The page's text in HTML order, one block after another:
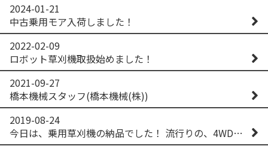
2024-01-21
中古乗用モア入荷しました！
2022-02-09
ロボット草刈機取扱始めました！
2021-09-27
橋本機械スタッフ(橋本機械(株))
2019-08-24
今日は、乗用草刈機の納品でした！ 流行りの、4WD！ #イセキアグリ #オーレック #四駆 #増税間近